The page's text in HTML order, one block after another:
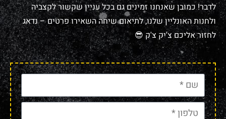
לדבר! כמובן שאנחנו זמינים גם בכל עניין שקשור לקצביה
ולחנות האונליין שלנו, לתיאום שיחה השאירו פרטים – נדאג
לחזור אליכם צ'יק צ'ק 😎